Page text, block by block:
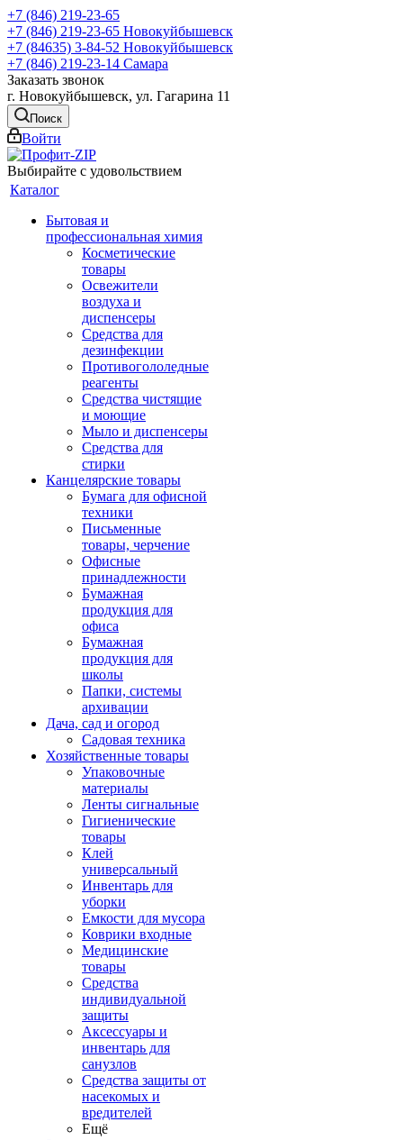
+7 (846) 219-23-65
+7 (846) 219-23-65 Новокуйбышевск
+7 (84635) 3-84-52 Новокуйбышевск
+7 (846) 219-23-14 Самара
Заказать звонок
г. Новокуйбышевск, ул. Гагарина 11
Поиск
Войти
Выбирайте с удовольствием
Каталог
Бытовая и
профессиональная химия
Косметические
товары
Освежители
воздуха и
диспенсеры
Средства для
дезинфекции
Противогололедные
реагенты
Средства чистящие
и моющие
Мыло и диспенсеры
Средства для
стирки
Канцелярские товары
Бумага для офисной
техники
Письменные
товары, черчение
Офисные
принадлежности
Бумажная
продукция для
офиса
Бумажная
продукция для
школы
Папки, системы
архивации
Дача, сад и огород
Садовая техника
Хозяйственные товары
Упаковочные
материалы
Ленты сигнальные
Гигиенические
товары
Клей
универсальный
Инвентарь для
уборки
Емкости для мусора
Коврики входные
Медицинские
товары
Средства
индивидуальной
защиты
Аксессуары и
инвентарь для
санузлов
Средства защиты от
насекомых и
вредителей
Ещё